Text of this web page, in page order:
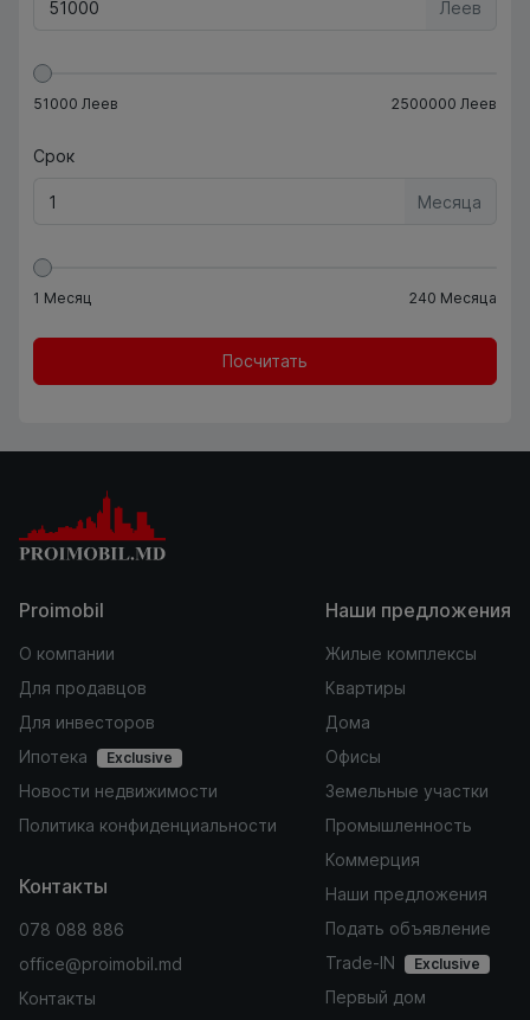
Леев
51000 Леев 2500000 Леев
Срок
Месяца
1 Месяц 240 Месяца
Посчитать
Proimobil
О компании
Для продавцов
Для инвесторов
Ипотека
Exclusive
Новости недвижимости
Политика конфиденциальности
Наши предложения
Жилые комплексы
Квартиры
Дома
Офисы
Земельные участки
Промышленность
Коммерция
Наши предложения
Подать объявление
Trade-IN
Exclusive
Первый дом
Контакты
078 088 886
office@proimobil.md
Контакты